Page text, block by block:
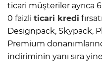
ticari müşteriler ayrıca
0 faizli ticari kredi
Designpack, Skypack,
Premium
indiriminin yanı sıra